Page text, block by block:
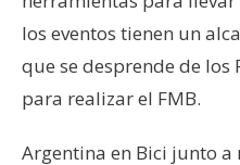
los eventos tienen un
que se desprende de los
para realizar el FMB.
Argentina en Bici junto a